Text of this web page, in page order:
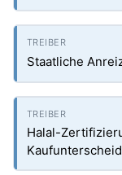
Staatliche
Halal-